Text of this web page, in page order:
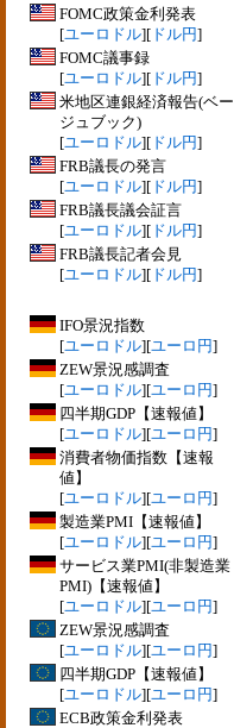
FOMC政策金利発表
[ユーロドル][ ドル円]
FOMC議事録
[ユーロドル][ ドル円]
米地区連銀経済報告(ベー
ジュブック)
[ユーロドル][ ドル円]
FRB議長の発言
[ユーロドル][ ドル円]
FRB議長議会証言
[ユーロドル][ ドル円]
FRB議長記者会見
[ユーロドル][ ドル円]
IFO景況指数
[ユーロドル][ユーロ円]
ZEW景況感調査
[ユーロドル][ユーロ円]
四半期GDP【速報値】
[ユーロドル][ユーロ円]
消費者物価指数【速報
値】
[ユーロドル][ユーロ円]
製造業PMI【速報値】
[ユーロドル][ユーロ円]
サービス業PMI(非製造業
PMI)【速報値】
[ユーロドル][ユーロ円]
ZEW景況感調査
[ユーロドル][ユーロ円]
四半期GDP【速報値】
[ユーロドル][ユーロ円]
ECB政策金利発表